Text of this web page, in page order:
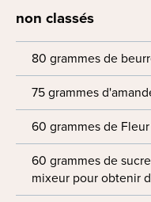
non classés
80 grammes de
75 grammes
60 grammes de
60 grammes de
mixeur pour obtenir